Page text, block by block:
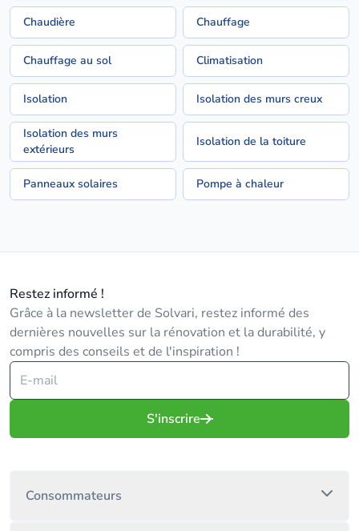
Chaudière Chauffage
Chauffage au sol Climatisation
Isolation Isolation des murs creux
Isolation des murs
extérieurs
Isolation de la toiture
Panneaux solaires Pompe à chaleur
Restez informé !
Grâce à la newsletter de Solvari, restez informé des
dernières nouvelles sur la rénovation et la durabilité, y
compris des conseils et de l'inspiration !
S'inscrire
Consommateurs